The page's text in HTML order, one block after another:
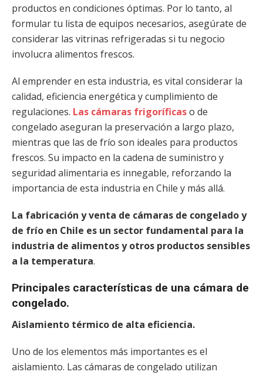
productos en condiciones óptimas. Por lo tanto, al
formular tu lista de equipos necesarios, asegúrate de
considerar las vitrinas refrigeradas si tu negocio
involucra alimentos frescos.
Al emprender en esta industria, es vital considerar la
calidad, eficiencia energética y cumplimiento de
regulaciones. Las cámaras frigoríficaso de
congelado aseguran la preservación a largo plazo,
mientras que las de frío son ideales para productos
frescos. Su impacto en la cadena de suministro y
seguridad alimentaria es innegable, reforzando la
importancia de esta industria en Chile y más allá.
La fabricación y venta de cámaras de congelado y
de frío en Chile es un sector fundamental para la
industria de alimentos y otros productos sensibles
a la temperatura.
Principales características de una cámara de
congelado.
Aislamiento térmico de alta eficiencia.
Uno de los elementos más importantes es el
aislamiento. Las cámaras de congelado utilizan